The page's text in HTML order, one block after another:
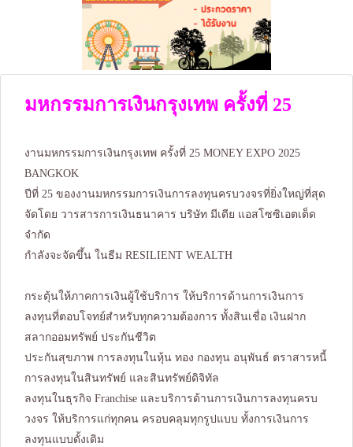
มหกรรมการเงินกรุงเทพ ครั้งที่ 25
งานมหกรรมการเงินกรุงเทพ ครั้งที่ 25 MONEY EXPO 2025
BANGKOK
ปีที่ 25 ของงานมหกรรมการเงินการลงทุนครบวงจรที่ยิ่งใหญ่ที่สุด
จัดโดย วารสารการเงินธนาคาร บริษัท มีเดีย แอสโซซิเอตเต็ด
จำกัด
กำลังจะจัดขึ้น ในธีม RESILIENT WEALTH
กระตุ้นให้ภาคการเงินผู้ใช้บริการ ให้บริการด้านการเงินการ
ลงทุนที่ตอบโจทย์สำหรับทุกความต้องการ ทั้งสินเชื่อ เงินฝาก
สลากออมทรัพย์ ประกันชีวิต
ประกันสุขภาพ การลงทุนในหุ้น ทอง กองทุน อนุพันธ์ ตราสารหนี้
การลงทุนในสินทรัพย์ และสินทรัพย์ดิจิทัล
ลงทุนในธุรกิจ Franchise และบริการด้านการเงินการลงทุนครบ
วงจร ให้บริการแก่ทุกคน ครอบคลุมทุกรูปแบบ ทั้งการเงินการ
ลงทุนแบบดั้งเดิม